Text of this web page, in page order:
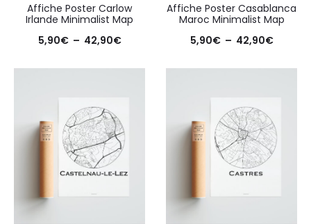
Affiche Poster Carlow
Irlande Minimalist Map
5,90€ – 42,90€Plage
à
42,90€
Affiche Poster Casablanca
Maroc Minimalist Map
5,90€ – 42,90€Plage
à
42,90€